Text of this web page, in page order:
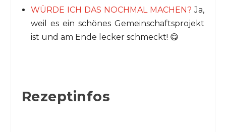
WÜRDE ICH DAS NOCHMAL MACHEN? Ja,
weil es ein schönes Gemeinschaftsprojekt
ist und am Ende lecker schmeckt! 😋
Rezeptinfos